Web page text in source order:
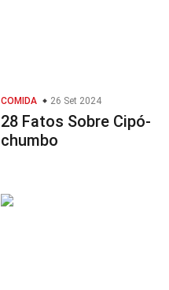
COMIDA 26 Set 2024
28 Fatos Sobre Cipó-
chumbo